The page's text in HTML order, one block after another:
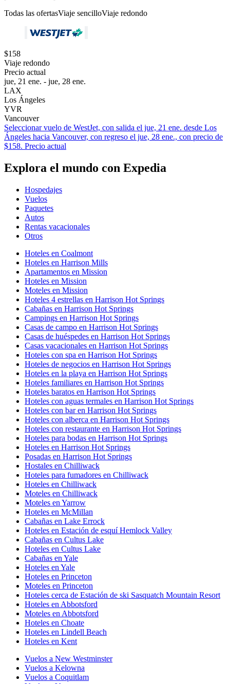
Todas las ofertasViaje sencilloViaje redondo
$158
Viaje redondo
Precio actual
jue, 21 ene. - jue, 28 ene.
LAX
Los Ángeles
YVR
Vancouver
Seleccionar vuelo de WestJet, con salida el jue, 21 ene. desde Los
Ángeles hacia Vancouver, con regreso el jue, 28 ene., con precio de
$158. Precio actual
Explora el mundo con Expedia
Hospedajes
Vuelos
Paquetes
Autos
Rentas vacacionales
Otros
Hoteles en Coalmont
Hoteles en Harrison Mills
Apartamentos en Mission
Hoteles en Mission
Moteles en Mission
Hoteles 4 estrellas en Harrison Hot Springs
Cabañas en Harrison Hot Springs
Campings en Harrison Hot Springs
Casas de campo en Harrison Hot Springs
Casas de huéspedes en Harrison Hot Springs
Casas vacacionales en Harrison Hot Springs
Hoteles con spa en Harrison Hot Springs
Hoteles de negocios en Harrison Hot Springs
Hoteles en la playa en Harrison Hot Springs
Hoteles familiares en Harrison Hot Springs
Hoteles baratos en Harrison Hot Springs
Hoteles con aguas termales en Harrison Hot Springs
Hoteles con bar en Harrison Hot Springs
Hoteles con alberca en Harrison Hot Springs
Hoteles con restaurante en Harrison Hot Springs
Hoteles para bodas en Harrison Hot Springs
Hoteles en Harrison Hot Springs
Posadas en Harrison Hot Springs
Hostales en Chilliwack
Hoteles para fumadores en Chilliwack
Hoteles en Chilliwack
Moteles en Chilliwack
Moteles en Yarrow
Hoteles en McMillan
Cabañas en Lake Errock
Hoteles en Estación de esquí Hemlock Valley
Cabañas en Cultus Lake
Hoteles en Cultus Lake
Cabañas en Yale
Hoteles en Yale
Hoteles en Princeton
Moteles en Princeton
Hoteles cerca de Estación de ski Sasquatch Mountain Resort
Hoteles en Abbotsford
Moteles en Abbotsford
Hoteles en Choate
Hoteles en Lindell Beach
Hoteles en Kent
Vuelos a New Westminster
Vuelos a Kelowna
Vuelos a Coquitlam